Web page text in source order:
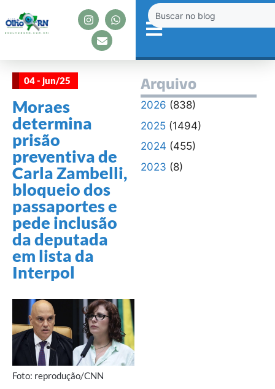
04 - jun/25
Moraes
determina
prisão
preventiva de
Carla Zambelli,
bloqueio dos
passaportes e
pede inclusão
da deputada
em lista da
Interpol
Foto: reprodução/CNN
Arquivo
2026 (838)
2025(1494)
2024 (455)
2023 (8)